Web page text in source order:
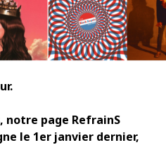
notre page RefrainS
le 1er janvier dernier,